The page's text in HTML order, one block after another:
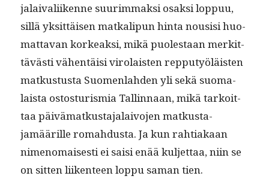
jalaivali­ikenne suurim­mak­si osak­si lop­puu,
sil­lä yksit­täisen matkalipun hin­ta nousisi huo­
mat­ta­van korkeak­si, mikä puolestaan merkit­
tävästi vähen­täisi viro­lais­ten rep­putyöläis­ten
matkus­tus­ta Suomen­lah­den yli sekä suo­ma­
laista ostos­tur­is­mia Tallinnaan, mikä tarkoit­
taa päivä­matkus­ta­jalaivo­jen matkus­ta­
jamäärille rom­ah­dus­ta. Ja kun rah­ti­akaan
nimeno­mais­es­ti ei saisi enää kul­jet­taa, niin se
on sit­ten liiken­teen lop­pu saman tien.